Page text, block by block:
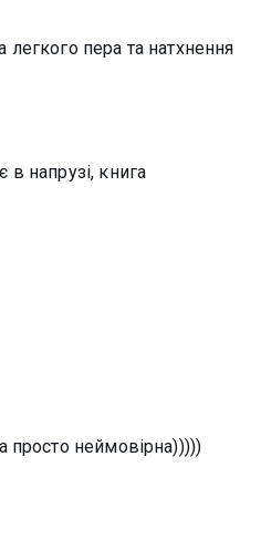
пера та натхнення
напрузі, книга
просто неймовірна)))))